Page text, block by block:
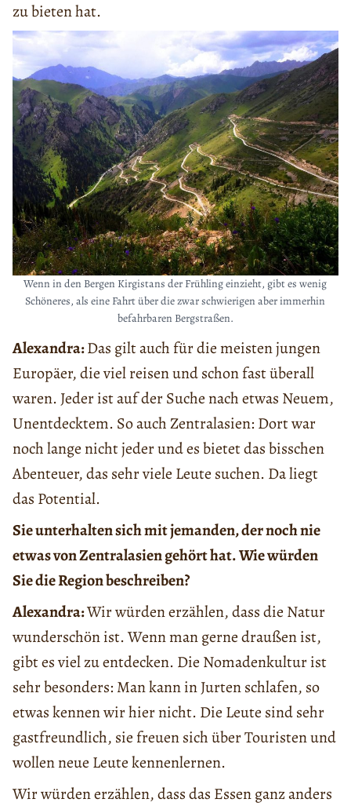
zu bieten hat.
Wenn in den Bergen Kirgistans der Frühling einzieht, gibt es wenig
Schöneres, als eine Fahrt über die zwar schwierigen aber immerhin
befahrbaren Bergstraßen.
Alexandra:Das gilt auch für die meisten jungen
Europäer, die viel reisen und schon fast überall
waren. Jeder ist auf der Suche nach etwas Neuem,
Unentdecktem. So auch Zentralasien: Dort war
noch lange nicht jeder und es bietet das bisschen
Abenteuer, das sehr viele Leute suchen. Da liegt
das Potential.
Sie unterhalten sich mit jemanden, der noch nie
etwas von Zentralasien gehört hat. Wie würden
Sie die Region beschreiben?
Alexandra:Wir würden erzählen, dass die Natur
wunderschӧn ist. Wenn man gerne draußen ist,
gibt es viel zu entdecken. Die Nomadenkultur ist
sehr besonders: Man kann in Jurten schlafen, so
etwas kennen wir hier nicht. Die Leute sind sehr
gastfreundlich, sie freuen sich über Touristen und
wollen neue Leute kennenlernen.
Wir würden erzählen, dass das Essen ganz anders